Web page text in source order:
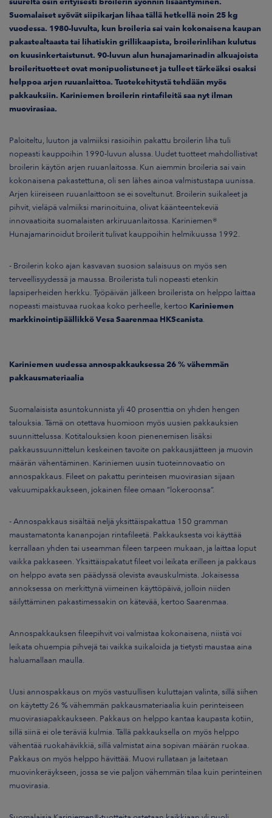
Suomalaiset syövät siipikarjan lihaa tällä hetkellä noin 25 kg
vuodessa. 1980-luvulta, kun broileria sai vain kokonaisena kaupan
pakastealtaasta tai lihatiskin grillikaapista, broilerinlihan kulutus
on kuusinkertaistunut. 90-luvun alun hunajamarinadin alkuajoista
broilerituotteet ovat monipuolistuneet ja tulleet tärkeäksi osaksi
helppoa arjen ruuanlaittoa. Tuotekehitystä tehdään myös
pakkauksiin. Kariniemen broilerin rintafileitä saa nyt ilman
muovirasiaa.
Paloiteltu, luuton ja valmiiksi rasioihin pakattu broilerin liha tuli
nopeasti kauppoihin 1990-luvun alussa. Uudet tuotteet mahdollistivat
broilerin käytön arjen ruuanlaitossa. Kun aiemmin broileria sai vain
kokonaisena pakastettuna, oli sen lähes ainoa valmistustapa uunissa.
Arjen kiireiseen ruuanlaittoon se ei soveltunut. Broilerin suikaleet ja
pihvit, vieläpä valmiiksi marinoituina, olivat käänteentekeviä
innovaatioita suomalaisten arkiruuanlaitossa. Kariniemen®
Hunajamarinoidut broilerit tulivat kauppoihin helmikuussa 1992.
- Broilerin koko ajan kasvavan suosion salaisuus on myös sen
terveellisyydessä ja maussa. Broilerista tuli nopeasti etenkin
lapsiperheiden herkku. Työpäivän jälkeen broilerista on helppo laittaa
nopeasti maistuvaa ruokaa koko perheelle, kertoo Kariniemen
markkinointipäällikkö Vesa Saarenmaa HKScanista
Kariniemen uudessa annospakkauksessa 26 % vähemmän
pakkausmateriaalia
Suomalaisista asuntokunnista yli 40 prosenttia on yhden hengen
talouksia. Tämä on otettava huomioon myös uusien pakkauksien
suunnittelussa. Kotitalouksien koon pienenemisen lisäksi
pakkaussuunnittelun keskeinen tavoite on pakkausjätteen ja muovin
määrän vähentäminen. Kariniemen uusin tuoteinnovaatio on
annospakkaus. Fileet on pakattu perinteisen muovirasian sijaan
vakuumipakkaukseen, jokainen filee omaan ”lokeroonsa”.
- Annospakkaus sisältää neljä yksittäispakattua 150 gramman
maustamatonta kananpojan rintafileetä. Pakkauksesta voi käyttää
kerrallaan yhden tai useamman fileen tarpeen mukaan, ja laittaa loput
vaikka pakkaseen. Yksittäispakatut fileet voi leikata erilleen ja pakkaus
on helppo avata sen päädyssä olevista avauskulmista. Jokaisessa
annoksessa on merkittynä viimeinen käyttöpäivä, jolloin niiden
säilyttäminen pakastimessakin on kätevää, kertoo Saarenmaa.
Annospakkauksen fileepihvit voi valmistaa kokonaisena, niistä voi
leikata ohuempia pihvejä tai vaikka suikaloida ja tietysti maustaa aina
haluamallaan maulla.
Uusi annospakkaus on myös vastuullisen kuluttajan valinta, sillä siihen
on käytetty 26 % vähemmän pakkausmateriaalia kuin perinteiseen
muovirasiapakkaukseen. Pakkaus on helppo kantaa kaupasta kotiin,
sillä siinä ei ole teräviä kulmia. Tällä pakkauksella on myös helppo
vähentää ruokahävikkiä, sillä valmistat aina sopivan määrän ruokaa.
Pakkaus on myös helppo hävittää. Muovi rullataan ja laitetaan
muovinkeräykseen, jossa se vie paljon vähemmän tilaa kuin perinteinen
muovirasia.